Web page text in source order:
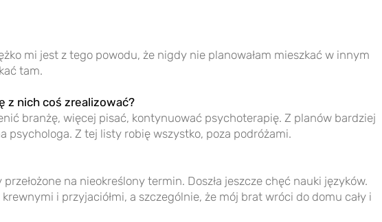
mi jest z tego powodu, że nigdy nie planowałam mieszkać w innym
tam.
z nich coś zrealizować?
branżę, więcej pisać, kontynuować psychoterapię. Z planów bardziej
psychologa. Z tej listy robię wszystko, poza podróżami.
na nieokreślony termin. Doszła jeszcze chęć nauki języków.
i przyjaciółmi, a szczególnie, że mój brat wróci do domu cały i